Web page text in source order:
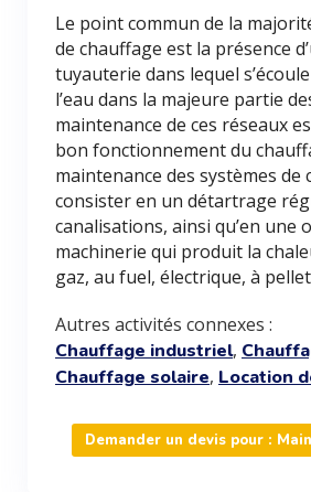
Le point commun de la
de chauffage est la présence
tuyauterie dans lequel
l’eau dans la majeure partie
maintenance de ces réseaux
bon fonctionnement du
maintenance des systèmes
consister en un détartrage
canalisations, ainsi qu’en une
machinerie qui produit la
gaz, au fuel, électrique, à
Autres activités connexes :
Chauffage industriel,
Chauffage solaire, Location
Demander un devis pour :